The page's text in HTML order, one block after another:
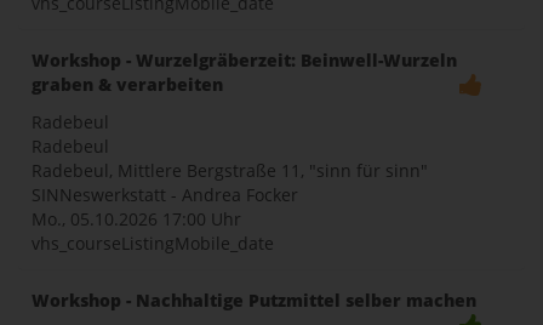
Workshop - Wurzelgräberzeit: Beinwell-Wurzeln
graben & verarbeiten
Radebeul
Radebeul
Radebeul, Mittlere Bergstraße 11, "sinn für sinn"
SINNeswerkstatt - Andrea Focker
Mo., 05.10.2026 17:00 Uhr
vhs_courseListingMobile_date
Workshop - Nachhaltige Putzmittel selber machen